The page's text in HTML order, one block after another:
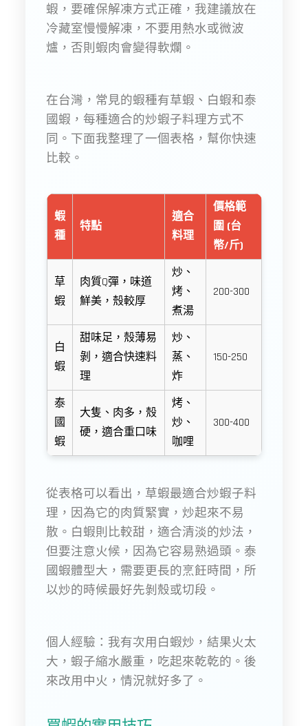
蝦，要確保解凍方式正確，我建議放在
冷藏室慢慢解凍，不要用熱水或微波
爐，否則蝦肉會變得軟爛。
在台灣，常見的蝦種有草蝦、白蝦和泰
國蝦，每種適合的炒蝦子料理方式不
同。下面我整理了一個表格，幫你快速
比較。
蝦
種
特點
適合
料理
價格範
圍 (台
幣/斤)
草
蝦
肉質Q彈，味道
鮮美，殼較厚
炒、
烤、
煮湯
200-300
白
蝦
甜味足，殼薄易
剝，適合快速料
理
炒、
蒸、
炸
150-250
泰
國
蝦
大隻、肉多，殼
硬，適合重口味
烤、
炒、
咖哩
300-400
從表格可以看出，草蝦最適合炒蝦子料
理，因為它的肉質緊實，炒起來不易
散。白蝦則比較甜，適合清淡的炒法，
但要注意火候，因為它容易熟過頭。泰
國蝦體型大，需要更長的烹飪時間，所
以炒的時候最好先剝殼或切段。
個人經驗：我有次用白蝦炒，結果火太
大，蝦子縮水嚴重，吃起來乾乾的。後
來改用中火，情況就好多了。